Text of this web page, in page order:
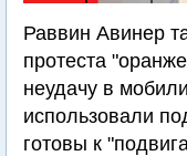
Раввин Авинер
протеста
неудачу в
использовали
готовы к